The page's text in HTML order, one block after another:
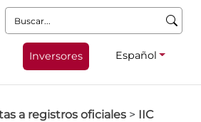
Buscar:
Inversores Español
a registros oficiales > IIC